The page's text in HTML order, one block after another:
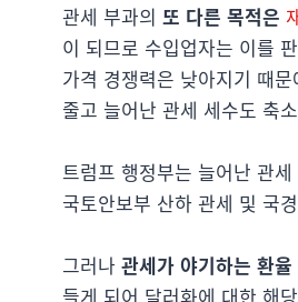
관세 부과의 또 다른 목적은
이 되므로 수입업자는 이를
가격 경쟁력은 낮아지기 때
줄고 늘어난 관세 세수도 축
트럼프 행정부는 늘어난 관
국토안보부 산하 관세 및 국
그러나 관세가 야기하는 환
들게 되어 달러화에 대한 해